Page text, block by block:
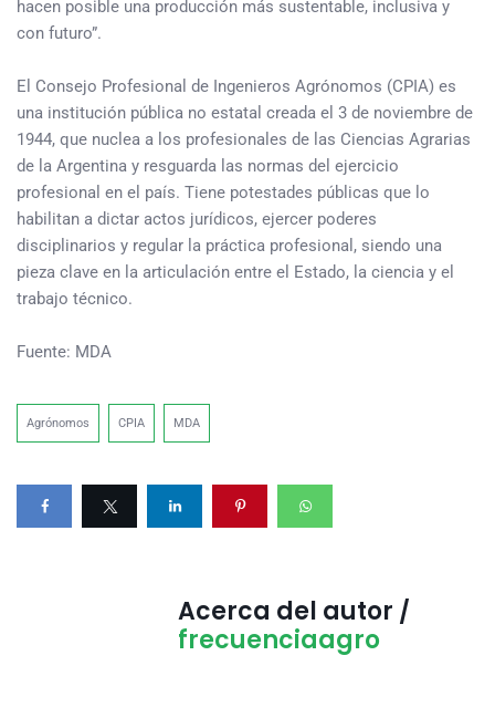
hacen posible una producción más sustentable, inclusiva y
con futuro”.
El Consejo Profesional de Ingenieros Agrónomos (CPIA) es
una institución pública no estatal creada el 3 de noviembre de
1944, que nuclea a los profesionales de las Ciencias Agrarias
de la Argentina y resguarda las normas del ejercicio
profesional en el país. Tiene potestades públicas que lo
habilitan a dictar actos jurídicos, ejercer poderes
disciplinarios y regular la práctica profesional, siendo una
pieza clave en la articulación entre el Estado, la ciencia y el
trabajo técnico.
Fuente: MDA
Agrónomos CPIA MDA
Acerca del autor /
frecuenciaagro